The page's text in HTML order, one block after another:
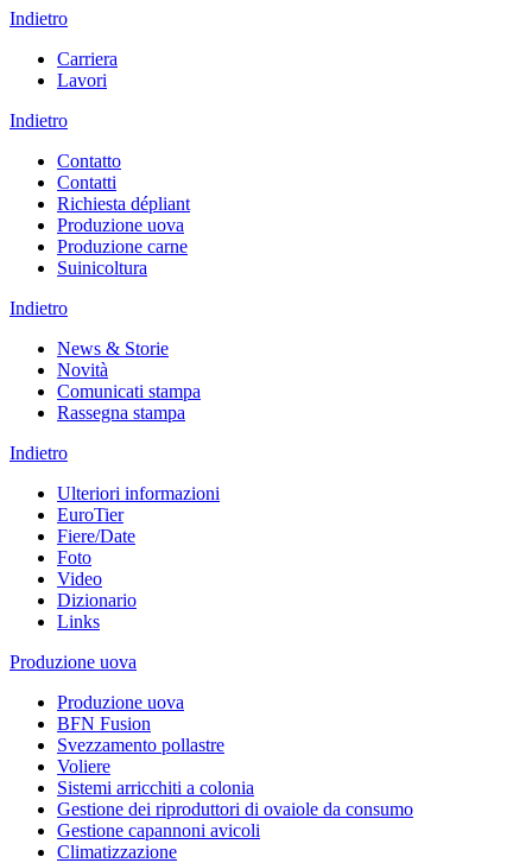
Indietro
Carriera
Lavori
Indietro
Contatto
Contatti
Richiesta dépliant
Produzione uova
Produzione carne
Suinicoltura
Indietro
News & Storie
Novità
Comunicati stampa
Rassegna stampa
Indietro
Ulteriori informazioni
EuroTier
Fiere/Date
Foto
Video
Dizionario
Links
Produzione uova
Produzione uova
BFN Fusion
Svezzamento pollastre
Voliere
Sistemi arricchiti a colonia
Gestione dei riproduttori di ovaiole da consumo
Gestione capannoni avicoli
Climatizzazione